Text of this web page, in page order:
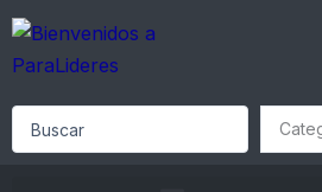
Skip
content